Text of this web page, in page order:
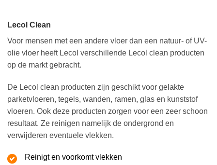
Lecol Clean
Voor mensen met een andere vloer dan een natuur- of UV-
olie vloer heeft Lecol verschillende Lecol clean producten
op de markt gebracht.
De Lecol clean producten zijn geschikt voor gelakte
parketvloeren, tegels, wanden, ramen, glas en kunststof
vloeren. Ook deze producten zorgen voor een zeer schoon
resultaat. Ze reinigen namelijk de ondergrond en
verwijderen eventuele vlekken.
Reinigt en voorkomt vlekken